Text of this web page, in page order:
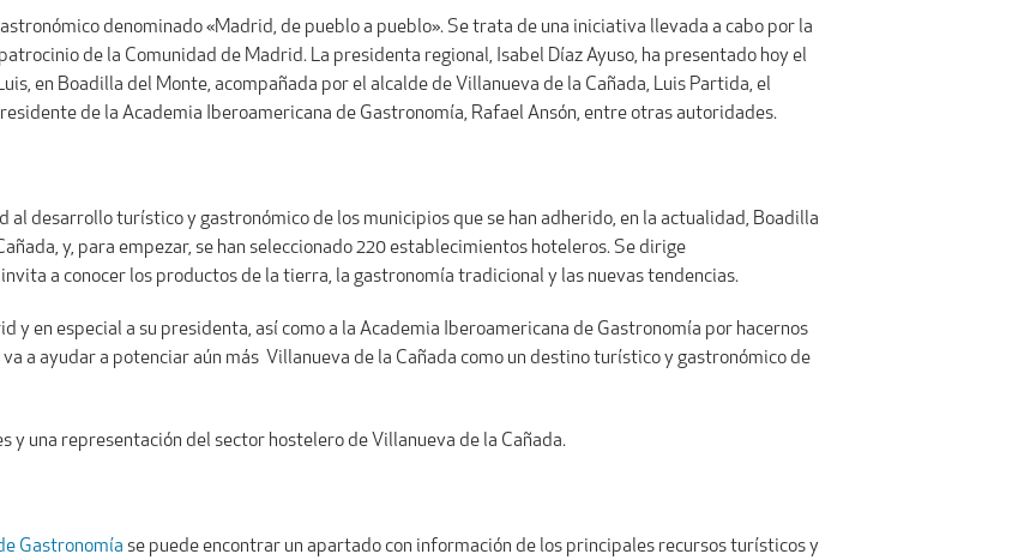
denominado «Madrid, de pueblo a pueblo». Se trata de una iniciativa llevada a cabo por la
de la Comunidad de Madrid. La presidenta regional, Isabel Díaz Ayuso, ha presentado hoy el
en Boadilla del Monte, acompañada por el alcalde de Villanueva de la Cañada, Luis Partida, el
de la Academia Iberoamericana de Gastronomía, Rafael Ansón, entre otras autoridades.
desarrollo turístico y gastronómico de los municipios que se han adherido, en la actualidad, Boadilla
y, para empezar, se han seleccionado 220 establecimientos hoteleros. Se dirige
a conocer los productos de la tierra, la gastronomía tradicional y las nuevas tendencias.
y en especial a su presidenta, así como a la Academia Iberoamericana de Gastronomía por hacernos
a ayudar a potenciar aún más Villanueva de la Cañada como un destino turístico y gastronómico de
y una representación del sector hostelero de Villanueva de la Cañada.
Gastronomíase puede encontrar un apartado con información de los principales recursos turísticos y